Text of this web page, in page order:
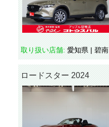
取り扱い店舗: 愛知県 | 碧南
ロードスター 2024